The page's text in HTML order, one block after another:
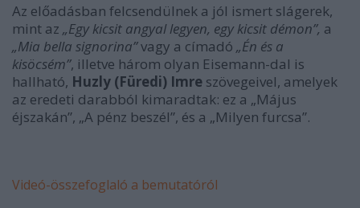
Az előadásban felcsendülnek a jól ismert slágerek,
mint az „Egy kicsit angyal legyen, egy kicsit démon”, a
„Mia bella signorina”vagy a címadó „Én és a
kisöcsém”, illetve három olyan Eisemann-dal is
hallható, Huzly (Füredi) Imre szövegeivel, amelyek
az eredeti darabból kimaradtak: ez a „Május
éjszakán”, „A pénz beszél”, és a „Milyen furcsa”.
Videó-összefoglaló a bemutatóról